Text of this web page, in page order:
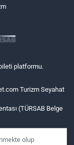
olup
platformu.
Turizm Seyahat
(TÜRSAB Belge